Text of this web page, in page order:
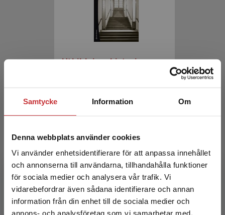
Samtycke Information Om
Denna webbplats använder cookies
Vi använder enhetsidentifierare för att anpassa innehållet
och annonserna till användarna, tillhandahålla funktioner
för sociala medier och analysera vår trafik. Vi
vidarebefordrar även sådana identifierare och annan
information från din enhet till de sociala medier och
annons- och analysföretag som vi samarbetar med.
Begränsad fraktregion
Utbildningshistoria
Larsson, E - Westberg, J (red.)
inkl. moms